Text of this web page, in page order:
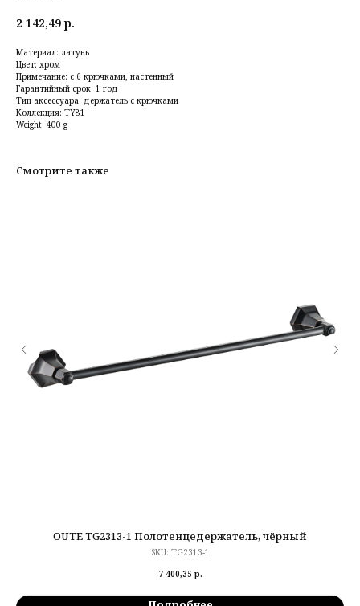
2 142,49 р.
Материал: латунь
Цвет: хром
Примечание: с 6 крючками, настенный
Гарантийный срок: 1 год
Тип аксессуара: держатель с крючками
Коллекция: TY81
Weight: 400 g
Смотрите также
OUTE TG2313-1 Полотенцедержатель, чёрный
SKU: TG2313-1
7 400,35 р.